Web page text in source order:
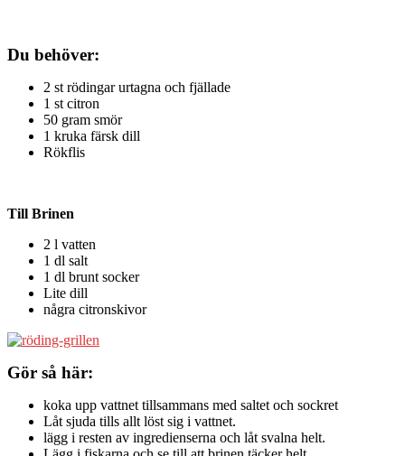
Du behöver:
2 st rödingar urtagna och fjällade
1 st citron
50 gram smör
1 kruka färsk dill
Rökflis
Till Brinen
2 l vatten
1 dl salt
1 dl brunt socker
Lite dill
några citronskivor
Gör så här:
koka upp vattnet tillsammans med saltet och sockret
Låt sjuda tills allt löst sig i vattnet.
lägg i resten av ingredienserna och låt svalna helt.